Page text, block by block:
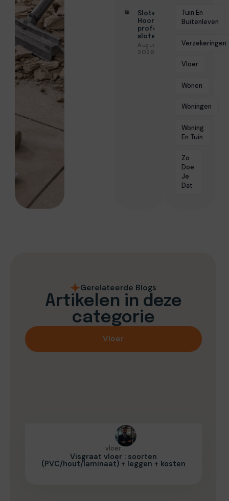
Slotenmaker
Hoorn voor
professionele
slotenservice
Augustus 3,
2026
Tuin En
Buitenleven
Verzekeringen
Vloer
Wonen
Woningen
Woning
En Tuin
Zo
Doe
Je
Dat
Gerelateerde Blogs
Artikelen in deze
categorie
Vloer
vloer
Visgraat vloer : soorten
(PVC/hout/laminaat) + leggen + kosten